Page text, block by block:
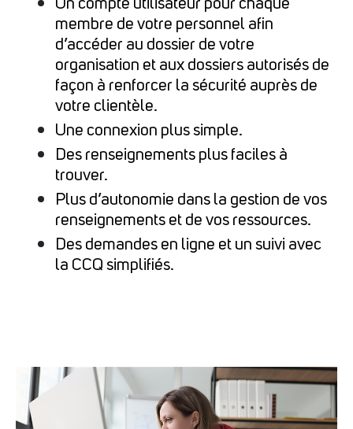
Un compte utilisateur pour chaque
membre de votre personnel afin
d’accéder au dossier de votre
organisation et aux dossiers autorisés de
façon à renforcer la sécurité auprès de
votre clientèle.
Une connexion plus simple.
Des renseignements plus faciles à
trouver.
Plus d’autonomie dans la gestion de vos
renseignements et de vos ressources.
Des demandes en ligne et un suivi avec
la CCQ simplifiés.